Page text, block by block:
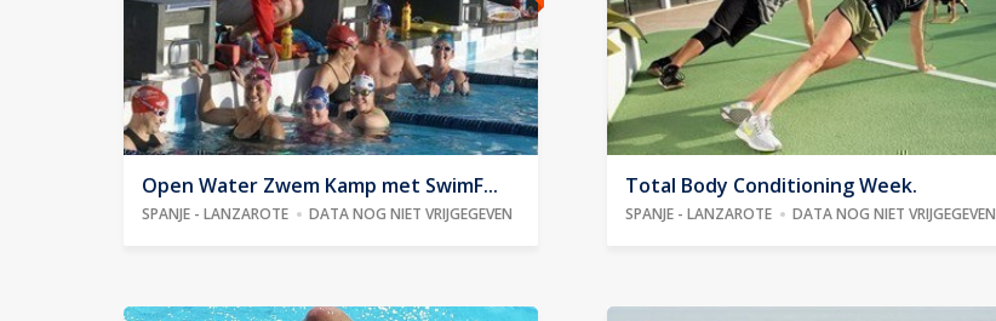
Open Water Zwem Kamp met SwimF...
SPANJE - LANZAROTE DATA NOG NIET VRIJGEGEVEN
Total Body Conditioning Week.
SPANJE - LANZAROTE DATA NOG NIET VRIJGEGEVEN